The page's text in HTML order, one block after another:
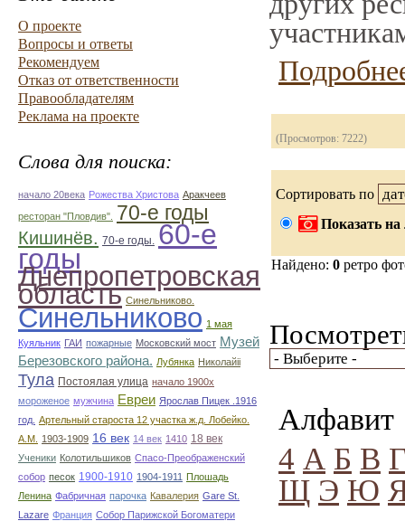
О проекте
Вопросы и ответы
Рекомендуем
Отказ от ответственности
Правообладателям
Реклама на проекте
Слова для поиска:
начало 20века Рожества Христова Аракчеев
ресторан "Пловдив".
70-е годы
Кишинёв. 70-е годы. 60-е
годы
Днепропетровская
область Синельниково.
Синельниково 1 мая
Куяльник ГАИ пожарные Московский мост Музей
Березовского района. Лубянка Николайii
Тула Постоялая улица начало 1900х
мороженое мужчина Евреи Ярослав Пицек .1916
год. Артельный староста 12 участка ж.д. Лобейко.
А.М.
1903-1909 16 век 14 век 1410 18 век
Ученики Колотильшиков Спасо-Преображенский
собор песок 1900-1910 1904-1911 Плошадь
Ленина Фабричная парочка Кавалерия Gare St.
Lazare Франция Собор Парижской Богоматери
(Просмотров: 7222)
Сортировать по
Показать на
Найдено: 0 ретро
Алфавит
4 А Б В
Щ Э Ю